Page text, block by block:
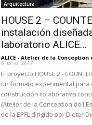
Arquitectura
HOUSE 2 –
instalación
laboratorio ALICE...
ALICE - Atelier de la Conception
6 junio, 2017
El proyecto HOUSE 2 -
un formato experimental para
construcción colaborativa
(Atelier de la Conception de
de la EPFL dirigido por Dieter